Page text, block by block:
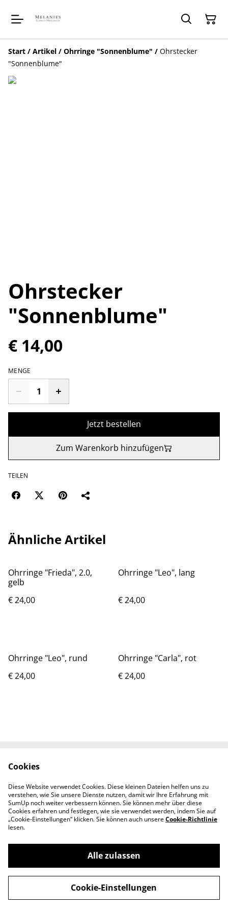
Start / Artikel / Ohrringe "Sonnenblume" / Ohrstecker
"Sonnenblume"
Ohrstecker
"Sonnenblume"
€ 14,00
MENGE
Jetzt bestellen
Zum Warenkorb hinzufügen
TEILEN
Ähnliche Artikel
Ohrringe "Frieda", 2.0,
gelb
€ 24,00
Ohrringe "Leo", lang
€ 24,00
Ohrringe "Leo", rund
€ 24,00
Ohrringe "Carla", rot
€ 24,00
Kontaktieren Sie uns
Datenschutzbestimm
ungen von SumUp
Cookie-Richtlinie
©2026Melanie's SchmuckManufaktur
powered by
Cookies
Diese Website verwendet Cookies. Diese kleinen Dateien helfen uns zu
verstehen, wie Sie unsere Dienste nutzen, damit wir Ihre Erfahrung mit
SumUp noch weiter verbessern können. Sie können mehr über diese
Cookies erfahren und festlegen, wie sie verwendet werden, indem Sie auf
„Cookie-Einstellungen“ klicken. Sie können auch unsereCookie-Richtlinie
lesen.
Alle zulassen
Cookie-Einstellungen